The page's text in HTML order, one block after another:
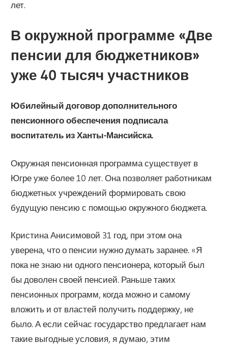
лет.
В окружной программе «Две
пенсии для бюджетников»
уже 40 тысяч участников
Юбилейный договор дополнительного
пенсионного обеспечения подписала
воспитатель из Ханты-Мансийска.
Окружная пенсионная программа существует в
Югре уже более 10 лет. Она позволяет работникам
бюджетных учреждений формировать свою
будущую пенсию с помощью окружного бюджета.
Кристина Анисимовой 31 год, при этом она
уверена, что о пенсии нужно думать заранее. «Я
пока не знаю ни одного пенсионера, который был
бы доволен своей пенсией. Раньше таких
пенсионных программ, когда можно и самому
вложить и от властей получить поддержку, не
было. А если сейчас государство предлагает нам
такие выгодные условия, я думаю, этим